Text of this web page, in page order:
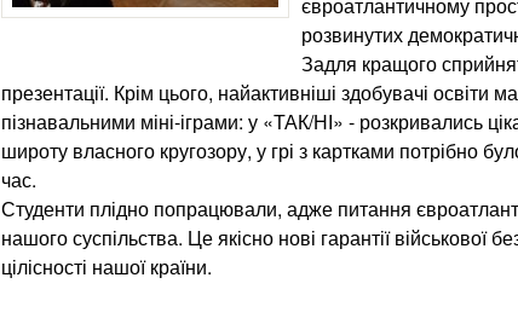
розвинутих
Задля кращого
презентації. Крім цього, найактивніші здобувачі освіти
пізнавальними міні-іграми: у «ТАК/НІ» - розкривались
широту власного кругозору, у грі з картками потрібно
час.
Студенти плідно попрацювали, адже питання
нашого суспільства. Це якісно нові гарантії військової
цілісності нашої країни.